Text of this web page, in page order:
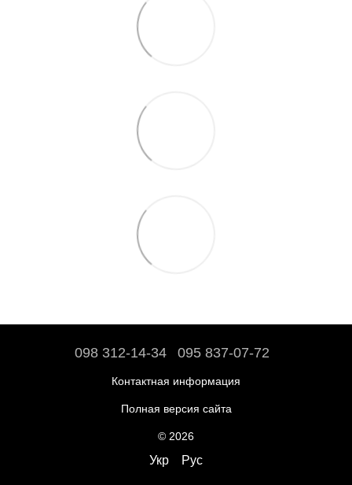
098 312-14-34 095 837-07-72
Контактная информация
Полная версия сайта
© 2026
Укр Рус